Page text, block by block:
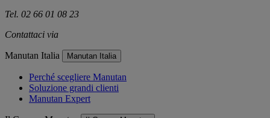
Tel. 02 66 01 08 23
Contattaci via
Manutan Italia Manutan Italia
Perché scegliere Manutan
Soluzione grandi clienti
Manutan Expert